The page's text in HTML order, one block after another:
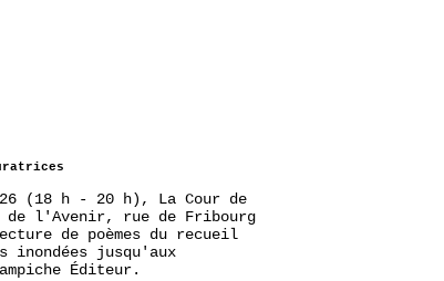
(18 h - 20 h), La Cour de
de l'Avenir, rue de Fribourg
de poèmes du recueil
inondées jusqu'aux
Éditeur.